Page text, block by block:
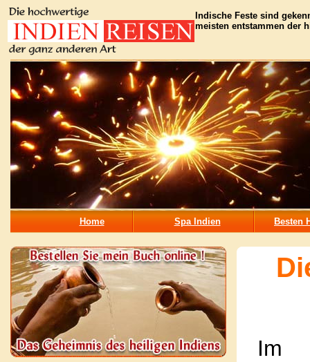
Indische Feste sind
meisten entstammen der
Home Spa Indien Besten
Im